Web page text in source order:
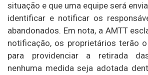
situação e que uma equipe será
identificar e notificar os
abandonados. Em nota, a AMTT
notificação, os proprietários terão
para providenciar a retirada
nenhuma medida seja adotada